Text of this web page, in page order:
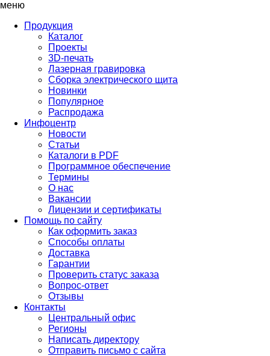
меню
Продукция
Каталог
Проекты
3D-печать
Лазерная гравировка
Сборка электрического щита
Новинки
Популярное
Распродажа
Инфоцентр
Новости
Статьи
Каталоги в PDF
Программное обеспечение
Термины
О нас
Вакансии
Лицензии и сертификаты
Помощь по сайту
Как оформить заказ
Способы оплаты
Доставка
Гарантии
Проверить статус заказа
Вопрос-ответ
Отзывы
Контакты
Центральный офис
Регионы
Написать директору
Отправить письмо с сайта